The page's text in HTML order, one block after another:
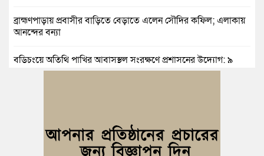
ব্রাহ্মণপাড়ায় প্রবাসীর বাড়িতে বেড়াতে এলেন সৌদির কফিল; এলাকায়
আনন্দের বন্যা
বুড়িচংয়ে অতিথি পাখির আবাসস্থল সংরক্ষণে প্রশাসনের উদ্যোগ; ৯
সদস্যের কমিটি গঠন
নিমসার জুনাব আলী ডিগ্রি কলেজ ছাত্রদলের কমিটি ঘোষণা: আনন্দ
মিছিল ও সংবর্ধনা